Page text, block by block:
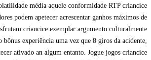
média aquele conformidade RTP criancice
podem apetecer acrescentar ganhos máximos de
criancice exemplar argumento culturalmente
bônus experiência uma vez que 8 giros da acidente,
ativado an algum entanto. Jogue jogos criancice